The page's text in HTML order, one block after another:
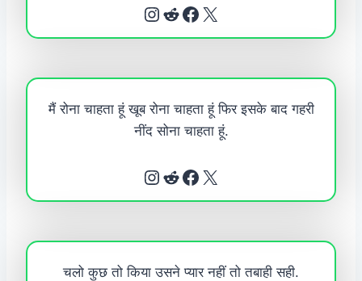
Instagram Reddit Facebook X
मैं रोना चाहता हूं खूब रोना चाहता हूं फिर इसके बाद गहरी
नींद सोना चाहता हूं.
Instagram Reddit Facebook X
चलो कुछ तो किया उसने प्यार नहीं तो तबाही सही.